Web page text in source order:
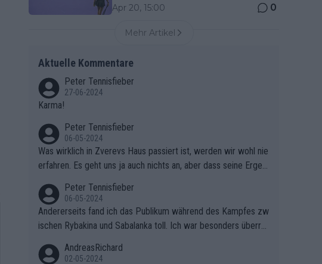
Apr 20, 15:00 0
Mehr Artikel
Aktuelle Kommentare
Peter Tennisfieber
27-06-2024
Karma!
Peter Tennisfieber
06-05-2024
Was wirklich in Zverevs Haus passiert ist, werden wir wohl nie
erfahren. Es geht uns ja auch nichts an, aber dass seine Ergeb
Peter Tennisfieber
06-05-2024
Andererseits fand ich das Publikum während des Kampfes zw
ischen Rybakina und Sabalanka toll. Ich war besonders überras
AndreasRichard
02-05-2024